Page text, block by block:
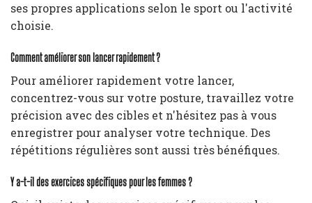
ses propres applications selon le sport ou l'activité
choisie.
Comment améliorer son lancer rapidement ?
Pour améliorer rapidement votre lancer,
concentrez-vous sur votre posture, travaillez votre
précision avec des cibles et n'hésitez pas à vous
enregistrer pour analyser votre technique. Des
répétitions régulières sont aussi très bénéfiques.
Y a-t-il des exercices spécifiques pour les femmes ?